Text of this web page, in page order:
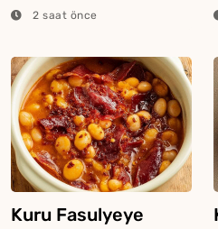
Mu?2 saat önce
Kuru Fasulyeye